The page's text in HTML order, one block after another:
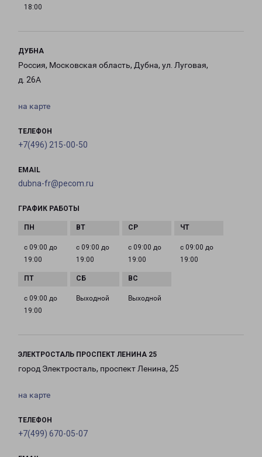
18:00
ДУБНА
Россия, Московская область, Дубна, ул. Луговая,
д. 26А
на карте
ТЕЛЕФОН
+7(496) 215-00-50
EMAIL
dubna-fr@pecom.ru
ГРАФИК РАБОТЫ
с 09:00 до
19:00
с 09:00 до
19:00
с 09:00 до
19:00
с 09:00 до
19:00
с 09:00 до
19:00
Выходной Выходной
ЭЛЕКТРОСТАЛЬ ПРОСПЕКТ ЛЕНИНА 25
город Электросталь, проспект Ленина, 25
на карте
ТЕЛЕФОН
+7(499) 670-05-07